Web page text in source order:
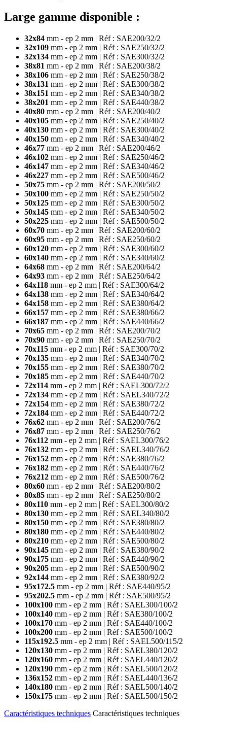
Large gamme disponible :
32x84 mm - ep 2 mm | Réf : SAE200/32/2
32x109 mm - ep 2 mm | Réf : SAE250/32/2
32x134 mm - ep 2 mm | Réf : SAE300/32/2
38x81 mm - ep 2 mm | Réf : SAE200/38/2
38x106 mm - ep 2 mm | Réf : SAE250/38/2
38x131 mm - ep 2 mm | Réf : SAE300/38/2
38x151 mm - ep 2 mm | Réf : SAE340/38/2
38x201 mm - ep 2 mm | Réf : SAE440/38/2
40x80 mm - ep 2 mm | Réf : SAE200/40/2
40x105 mm - ep 2 mm | Réf : SAE250/40/2
40x130 mm - ep 2 mm | Réf : SAE300/40/2
40x150 mm - ep 2 mm | Réf : SAE340/40/2
46x77 mm - ep 2 mm | Réf : SAE200/46/2
46x102 mm - ep 2 mm | Réf : SAE250/46/2
46x147 mm - ep 2 mm | Réf : SAE340/46/2
46x227 mm - ep 2 mm | Réf : SAE500/46/2
50x75 mm - ep 2 mm | Réf : SAE200/50/2
50x100 mm - ep 2 mm | Réf : SAE250/50/2
50x125 mm - ep 2 mm | Réf : SAE300/50/2
50x145 mm - ep 2 mm | Réf : SAE340/50/2
50x225 mm - ep 2 mm | Réf : SAE500/50/2
60x70 mm - ep 2 mm | Réf : SAE200/60/2
60x95 mm - ep 2 mm | Réf : SAE250/60/2
60x120 mm - ep 2 mm | Réf : SAE300/60/2
60x140 mm - ep 2 mm | Réf : SAE340/60/2
64x68 mm - ep 2 mm | Réf : SAE200/64/2
64x93 mm - ep 2 mm | Réf : SAE250/64/2
64x118 mm - ep 2 mm | Réf : SAE300/64/2
64x138 mm - ep 2 mm | Réf : SAE340/64/2
64x158 mm - ep 2 mm | Réf : SAE380/64/2
66x157 mm - ep 2 mm | Réf : SAE380/66/2
66x187 mm - ep 2 mm | Réf : SAE440/66/2
70x65 mm - ep 2 mm | Réf : SAE200/70/2
70x90 mm - ep 2 mm | Réf : SAE250/70/2
70x115 mm - ep 2 mm | Réf : SAE300/70/2
70x135 mm - ep 2 mm | Réf : SAE340/70/2
70x155 mm - ep 2 mm | Réf : SAE380/70/2
70x185 mm - ep 2 mm | Réf : SAE440/70/2
72x114 mm - ep 2 mm | Réf : SAEL300/72/2
72x134 mm - ep 2 mm | Réf : SAEL340/72/2
72x154 mm - ep 2 mm | Réf : SAE380/72/2
72x184 mm - ep 2 mm | Réf : SAE440/72/2
76x62 mm - ep 2 mm | Réf : SAE200/76/2
76x87 mm - ep 2 mm | Réf : SAE250/76/2
76x112 mm - ep 2 mm | Réf : SAEL300/76/2
76x132 mm - ep 2 mm | Réf : SAEL340/76/2
76x152 mm - ep 2 mm | Réf : SAE380/76/2
76x182 mm - ep 2 mm | Réf : SAE440/76/2
76x212 mm - ep 2 mm | Réf : SAE500/76/2
80x60 mm - ep 2 mm | Réf : SAE200/80/2
80x85 mm - ep 2 mm | Réf : SAE250/80/2
80x110 mm - ep 2 mm | Réf : SAEL300/80/2
80x130 mm - ep 2 mm | Réf : SAEL340/80/2
80x150 mm - ep 2 mm | Réf : SAE380/80/2
80x180 mm - ep 2 mm | Réf : SAE440/80/2
80x210 mm - ep 2 mm | Réf : SAE500/80/2
90x145 mm - ep 2 mm | Réf : SAE380/90/2
90x175 mm - ep 2 mm | Réf : SAE440/90/2
90x205 mm - ep 2 mm | Réf : SAE500/90/2
92x144 mm - ep 2 mm | Réf : SAE380/92/2
95x172.5 mm - ep 2 mm | Réf : SAE440/95/2
95x202.5 mm - ep 2 mm | Réf : SAE500/95/2
100x100 mm - ep 2 mm | Réf : SAEL300/100/2
100x140 mm - ep 2 mm | Réf : SAE380/100/2
100x170 mm - ep 2 mm | Réf : SAE440/100/2
100x200 mm - ep 2 mm | Réf : SAE500/100/2
115x192.5 mm - ep 2 mm | Réf : SAEL500/115/2
120x130 mm - ep 2 mm | Réf : SAEL380/120/2
120x160 mm - ep 2 mm | Réf : SAEL440/120/2
120x190 mm - ep 2 mm | Réf : SAEL500/120/2
136x152 mm - ep 2 mm | Réf : SAEL440/136/2
140x180 mm - ep 2 mm | Réf : SAEL500/140/2
150x175 mm - ep 2 mm | Réf : SAEL500/150/2
Caractéristiques techniques Caractéristiques techniques